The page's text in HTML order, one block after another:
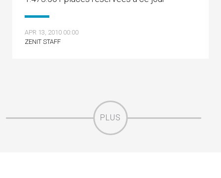
APR 13, 2010 00:00
ZENIT STAFF
PLUS